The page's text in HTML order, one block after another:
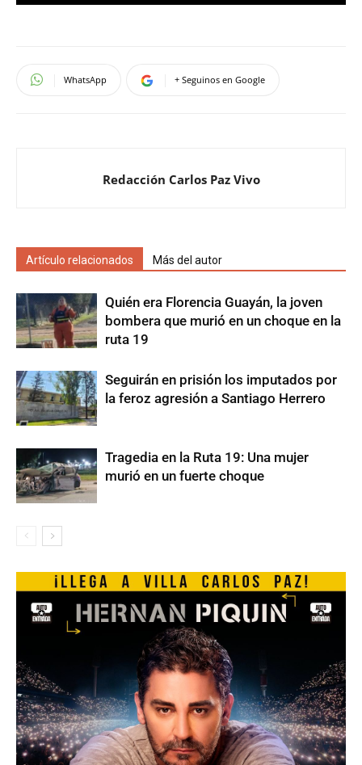
WhatsApp + Seguinos en Google
Redacción Carlos Paz Vivo
Artículo relacionados Más del autor
Quién era Florencia Guayán, la joven
bombera que murió en un choque en la
ruta 19
Seguirán en prisión los imputados por
la feroz agresión a Santiago Herrero
Tragedia en la Ruta 19: Una mujer
murió en un fuerte choque